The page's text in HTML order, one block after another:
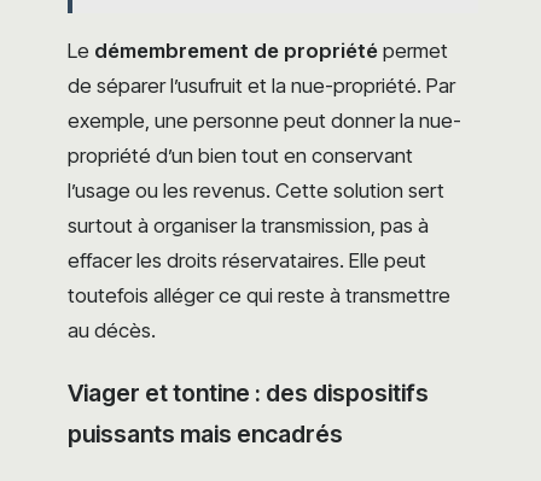
Le démembrement de propriété permet
de séparer l’usufruit et la nue-propriété. Par
exemple, une personne peut donner la nue-
propriété d’un bien tout en conservant
l’usage ou les revenus. Cette solution sert
surtout à organiser la transmission, pas à
effacer les droits réservataires. Elle peut
toutefois alléger ce qui reste à transmettre
au décès.
Viager et tontine : des dispositifs
puissants mais encadrés